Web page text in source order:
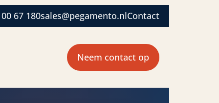
67 180sales@pegamento.nlContact
Neem contact op